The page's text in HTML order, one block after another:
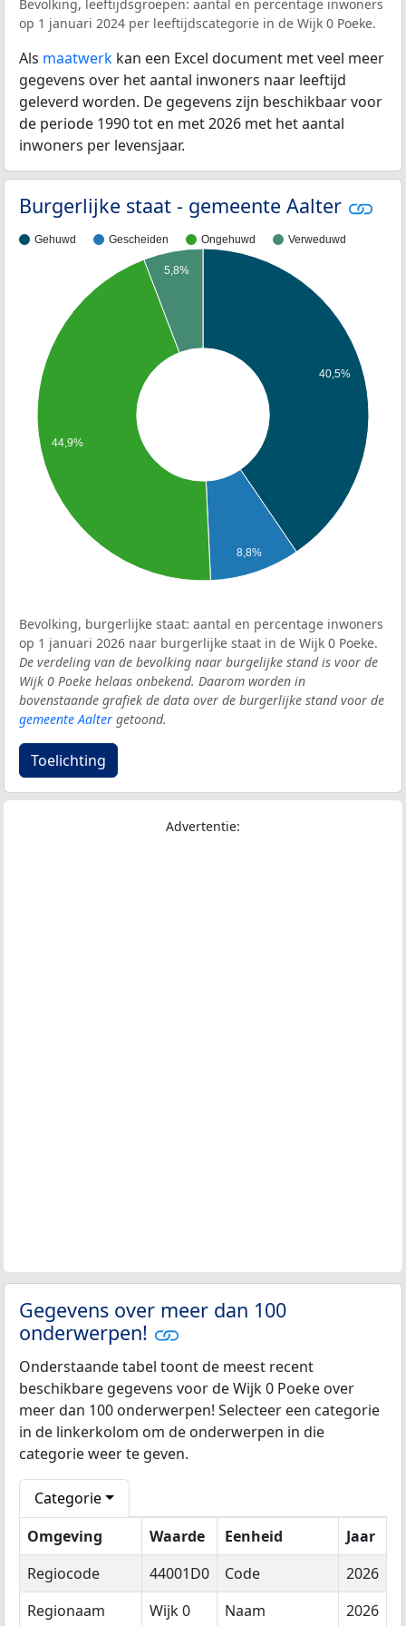
Bevolking, leeftijdsgroepen: aantal en percentage inwoners
op 1 januari 2024 per leeftijdscategorie in de Wijk 0 Poeke.
Als maatwerk kan een Excel document met veel meer
gegevens over het aantal inwoners naar leeftijd
geleverd worden. De gegevens zijn beschikbaar voor
de periode 1990 tot en met 2026 met het aantal
inwoners per levensjaar.
Burgerlijke staat - gemeente Aalter
Gehuwd Gescheiden Ongehuwd Verweduwd
40,5%
8,8%
5,8%
44,9%
Bevolking, burgerlijke staat: aantal en percentage inwoners
op 1 januari 2026 naar burgerlijke staat in de Wijk 0 Poeke.
De verdeling van de bevolking naar burgelijke stand is voor de
Wijk 0 Poeke helaas onbekend. Daarom worden in
bovenstaande grafiek de data over de burgerlijke stand voor de
gemeente Aalter getoond.
Toelichting
Advertentie:
Gegevens over meer dan 100
onderwerpen!
Onderstaande tabel toont de meest recent
beschikbare gegevens voor de Wijk 0 Poeke over
meer dan 100 onderwerpen! Selecteer een categorie
in de linkerkolom om de onderwerpen in die
categorie weer te geven.
Categorie
Omgeving
Waarde Eenheid
Jaar
Regiocode
44001D0 Code
2026
Regionaam
Wijk 0
Naam 2026